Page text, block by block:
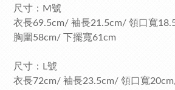
尺寸：M號
衣長69.5cm/ 袖長21.5cm/ 領口寬
胸圍58cm/ 下擺寬61cm
尺寸：L號
衣長72cm/ 袖長23.5cm/ 領口寬